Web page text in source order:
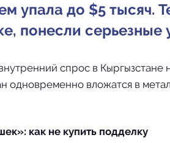
упала до $5 тысяч.
понесли серьезные
спрос в
одновременно вложатся в
как не купить подделку